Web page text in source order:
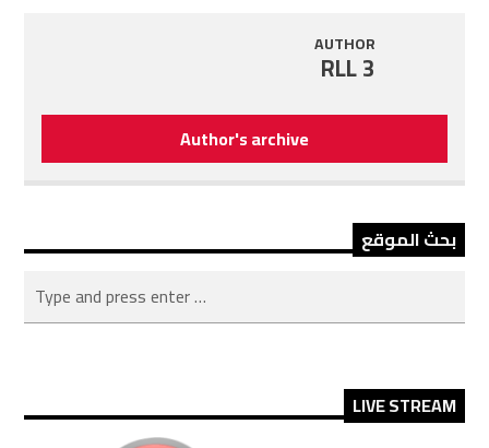
AUTHOR
RLL 3
Author's archive
بحث الموقع
LIVE STREAM